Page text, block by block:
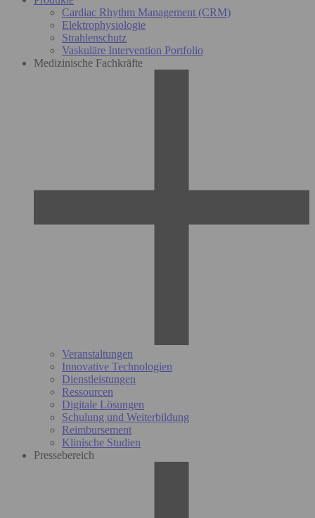
Cardiac Rhythm Management (CRM)
Elektrophysiologie
Strahlenschutz
Vaskuläre Intervention Portfolio
Medizinische Fachkräfte
Veranstaltungen
Innovative Technologien
Dienstleistungen
Ressourcen
Digitale Lösungen
Schulung und Weiterbildung
Reimbursement
Klinische Studien
Pressebereich